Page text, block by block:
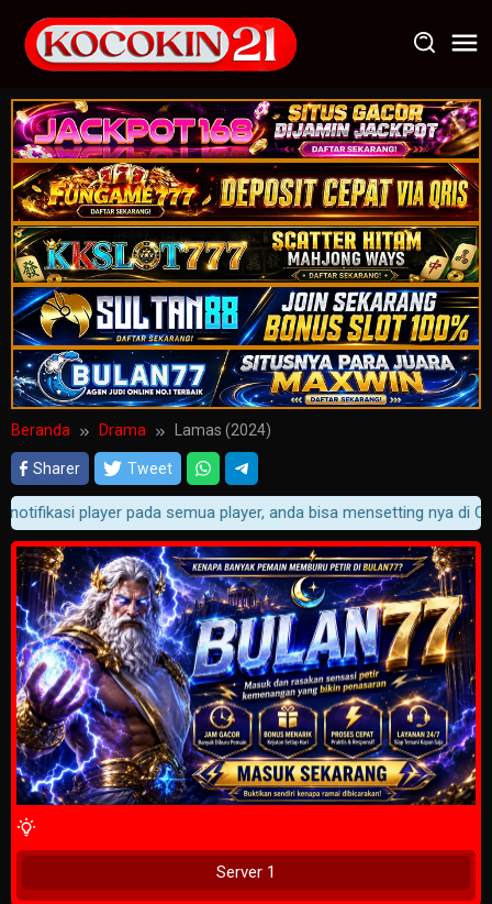
konten
Beranda Drama Lamas (2024)
Sharer Tweet
player pada semua player, anda bisa mensetting nya di
4 Wait Time
Server 1